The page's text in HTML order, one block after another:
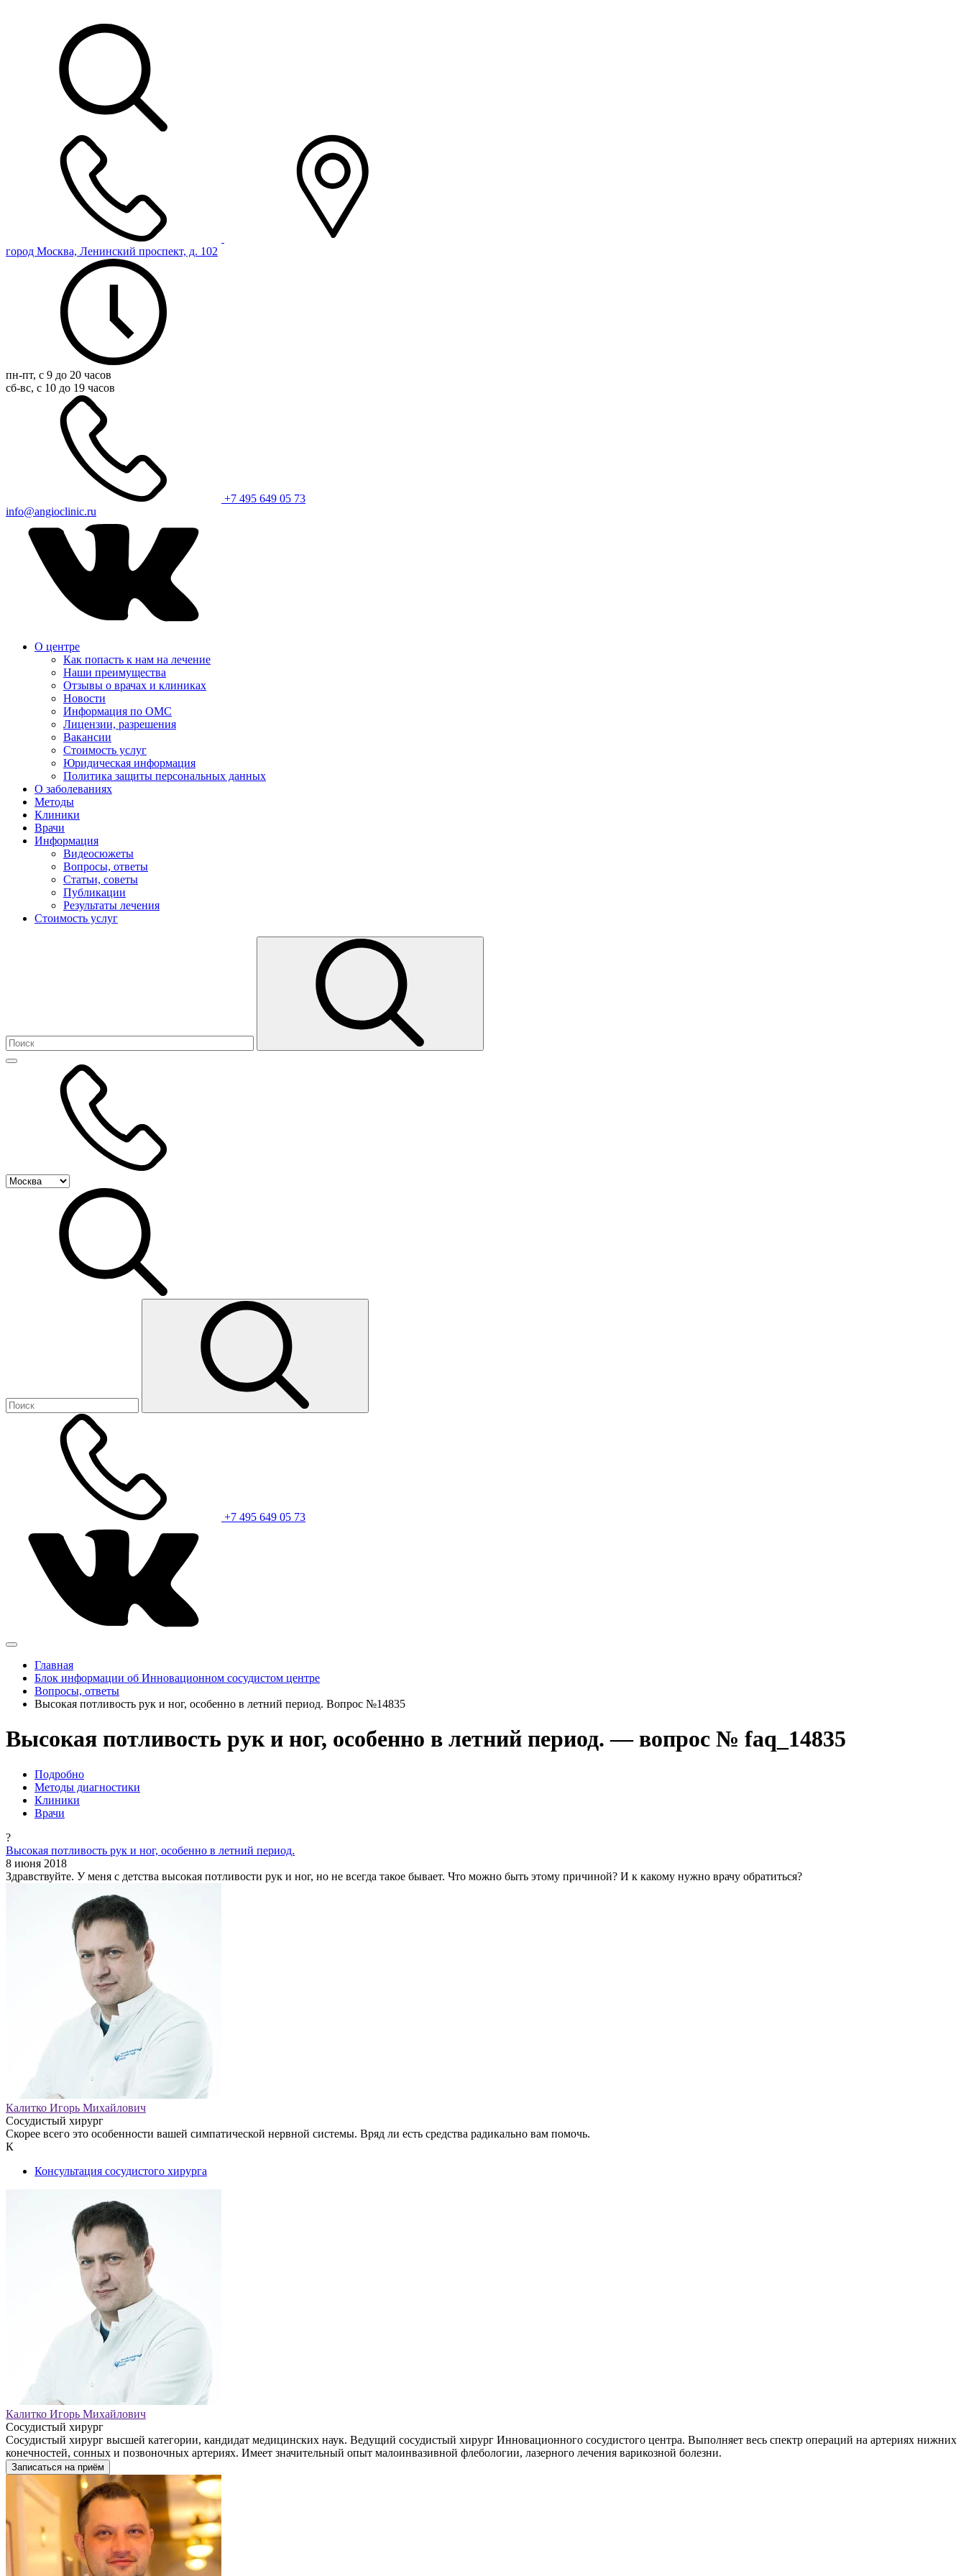
город Москва, Ленинский проспект, д. 102
пн-пт, с 9 до 20 часов
сб-вс, с 10 до 19 часов
+7 495 649 05 73
info@angioclinic.ru
О центре
Как попасть к нам на лечение
Наши преимущества
Отзывы о врачах и клиниках
Новости
Информация по ОМС
Лицензии, разрешения
Вакансии
Стоимость услуг
Юридическая информация
Политика защиты персональных данных
О заболеваниях
Методы
Клиники
Врачи
Информация
Видеосюжеты
Вопросы, ответы
Статьи, советы
Публикации
Результаты лечения
Стоимость услуг
+7 495 649 05 73
Главная
Блок информации об Инновационном сосудистом центре
Вопросы, ответы
Высокая потливость рук и ног, особенно в летний период. Вопрос №14835
Высокая потливость рук и ног, особенно в летний период. — вопрос № faq_14835
Подробно
Методы диагностики
Клиники
Врачи
?
Высокая потливость рук и ног, особенно в летний период.
8 июня 2018
Здравствуйте. У меня с детства высокая потливости рук и ног, но не всегда такое бывает. Что можно быть этому причиной? И к какому нужно врачу обратиться?
Калитко Игорь Михайлович
Сосудистый хирург
Скорее всего это особенности вашей симпатической нервной системы. Вряд ли есть средства радикально вам помочь.
К
Консультация сосудистого хирурга
Калитко Игорь Михайлович
Сосудистый хирург
Сосудистый хирург высшей категории, кандидат медицинских наук. Ведущий сосудистый хирург Инновационного сосудистого центра. Выполняет весь спектр операций на артериях нижних
конечностей, сонных и позвоночных артериях. Имеет значительный опыт малоинвазивной флебологии, лазерного лечения варикозной болезни.
Записаться на приём